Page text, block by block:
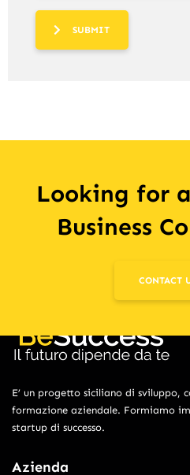
SUBMIT
Looking for
Business
CONTACT
E’ un progetto siciliano di sviluppo,
formazione aziendale. Formiamo
startup di successo.
Azienda